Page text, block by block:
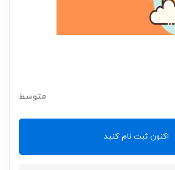
متوسط
اکنون ثبت نام کنید